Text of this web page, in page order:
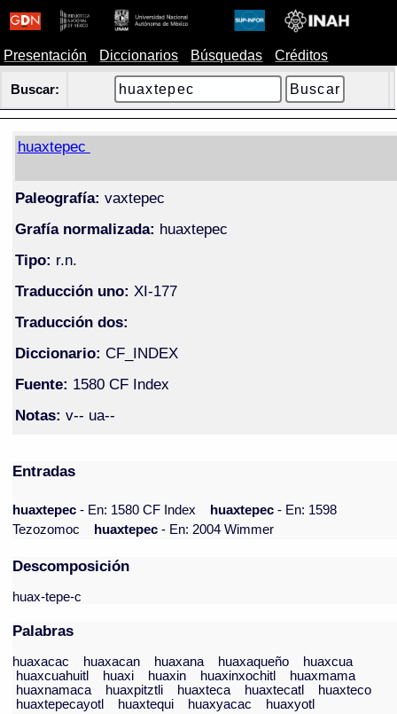
Presentación Diccionarios Búsquedas Créditos
Buscar:
huaxtepec
Paleografía: vaxtepec
Grafía normalizada: huaxtepec
Tipo: r.n.
Traducción uno: XI-177
Traducción dos:
Diccionario: CF_INDEX
Fuente: 1580 CF Index
Notas: v-- ua--
Entradas
huaxtepec- En: 1580 CF Index huaxtepec- En: 1598
Tezozomoc
huaxtepec- En: 2004 Wimmer
Descomposición
huax-tepe-c
Palabras
huaxacac huaxacan huaxana huaxaqueño
huaxcua
huaxcuahuitl
huaxi huaxin huaxinxochitl
huaxmama
huaxnamaca
huaxpitztli huaxteca huaxtecatl
huaxteco
huaxtepecayotl
huaxtequi huaxyacac
huaxyotl